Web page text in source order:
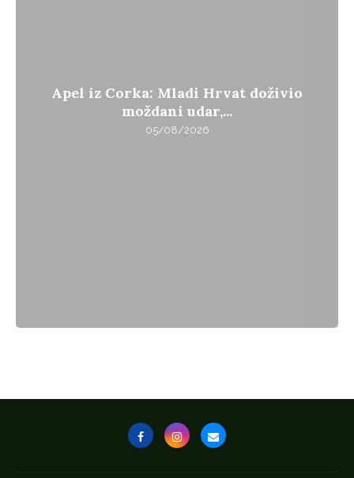
Apel iz Corka: Mladi Hrvat doživio
moždani udar,...
05/08/2026